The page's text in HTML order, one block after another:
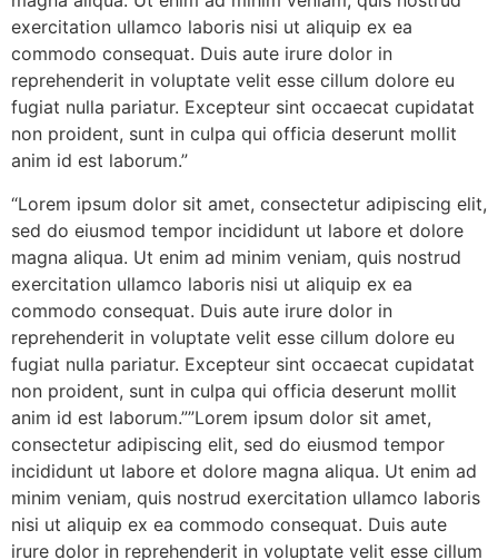
exercitation ullamco laboris nisi ut aliquip ex ea
commodo consequat. Duis aute irure dolor in
reprehenderit in voluptate velit esse cillum dolore eu
fugiat nulla pariatur. Excepteur sint occaecat cupidatat
non proident, sunt in culpa qui officia deserunt mollit
anim id est laborum.”
“Lorem ipsum dolor sit amet, consectetur adipiscing elit,
sed do eiusmod tempor incididunt ut labore et dolore
magna aliqua. Ut enim ad minim veniam, quis nostrud
exercitation ullamco laboris nisi ut aliquip ex ea
commodo consequat. Duis aute irure dolor in
reprehenderit in voluptate velit esse cillum dolore eu
fugiat nulla pariatur. Excepteur sint occaecat cupidatat
non proident, sunt in culpa qui officia deserunt mollit
anim id est laborum.””Lorem ipsum dolor sit amet,
consectetur adipiscing elit, sed do eiusmod tempor
incididunt ut labore et dolore magna aliqua. Ut enim ad
minim veniam, quis nostrud exercitation ullamco laboris
nisi ut aliquip ex ea commodo consequat. Duis aute
irure dolor in reprehenderit in voluptate velit esse cillum